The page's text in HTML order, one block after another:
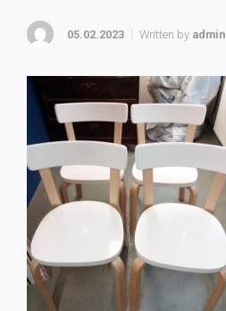
05.02.2023 Written by admin